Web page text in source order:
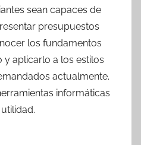
sean capaces de
presupuestos
los fundamentos
y aplicarlo a los estilos
actualmente.
informáticas